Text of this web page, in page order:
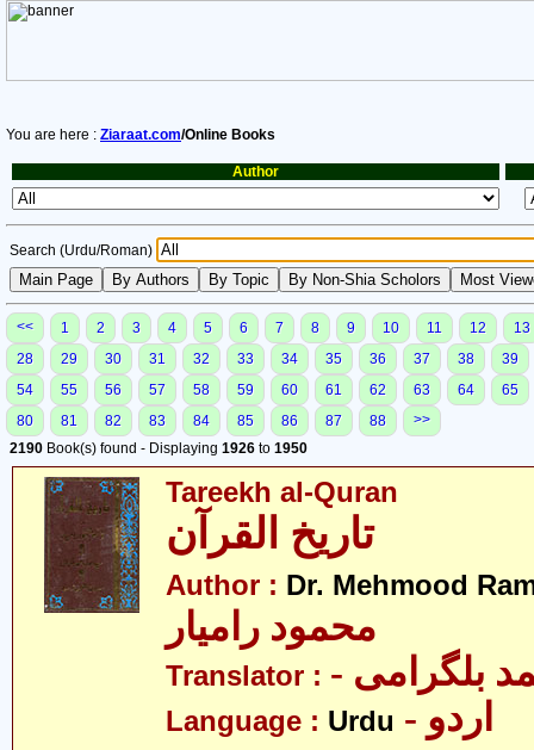
You are here : Ziaraat.com/Online Books
Author
Search (Urdu/Roman)
<< 1 2 3 4 5 6 7 8 9 10 11 12
13
28
29 30 31 32 33 34 35 36 37 38
39
54
55 56 57 58 59 60 61 62 63 64
65
80
81 82 83 84 85 86 87 88
>>
2190 Book(s) found - Displaying 1926 to 1950
Tareekh al-Quran
تاریخ القرآن
Author : Dr. Mehmood
محمود رامیار
Translator : بلگرامی
Language : Urdu - اردو